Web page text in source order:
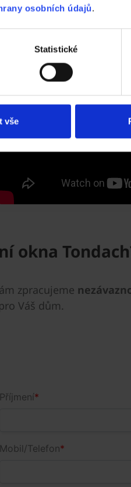
osobních údajů.
Statistické
vše
okna
zpracujeme
Váš dům.